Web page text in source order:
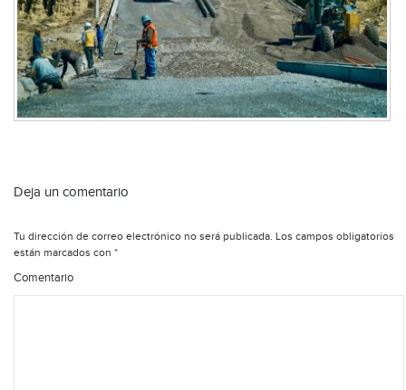
Deja un comentario
Tu dirección de correo electrónico no será publicada. Los campos obligatorios
están marcados con *
Comentario